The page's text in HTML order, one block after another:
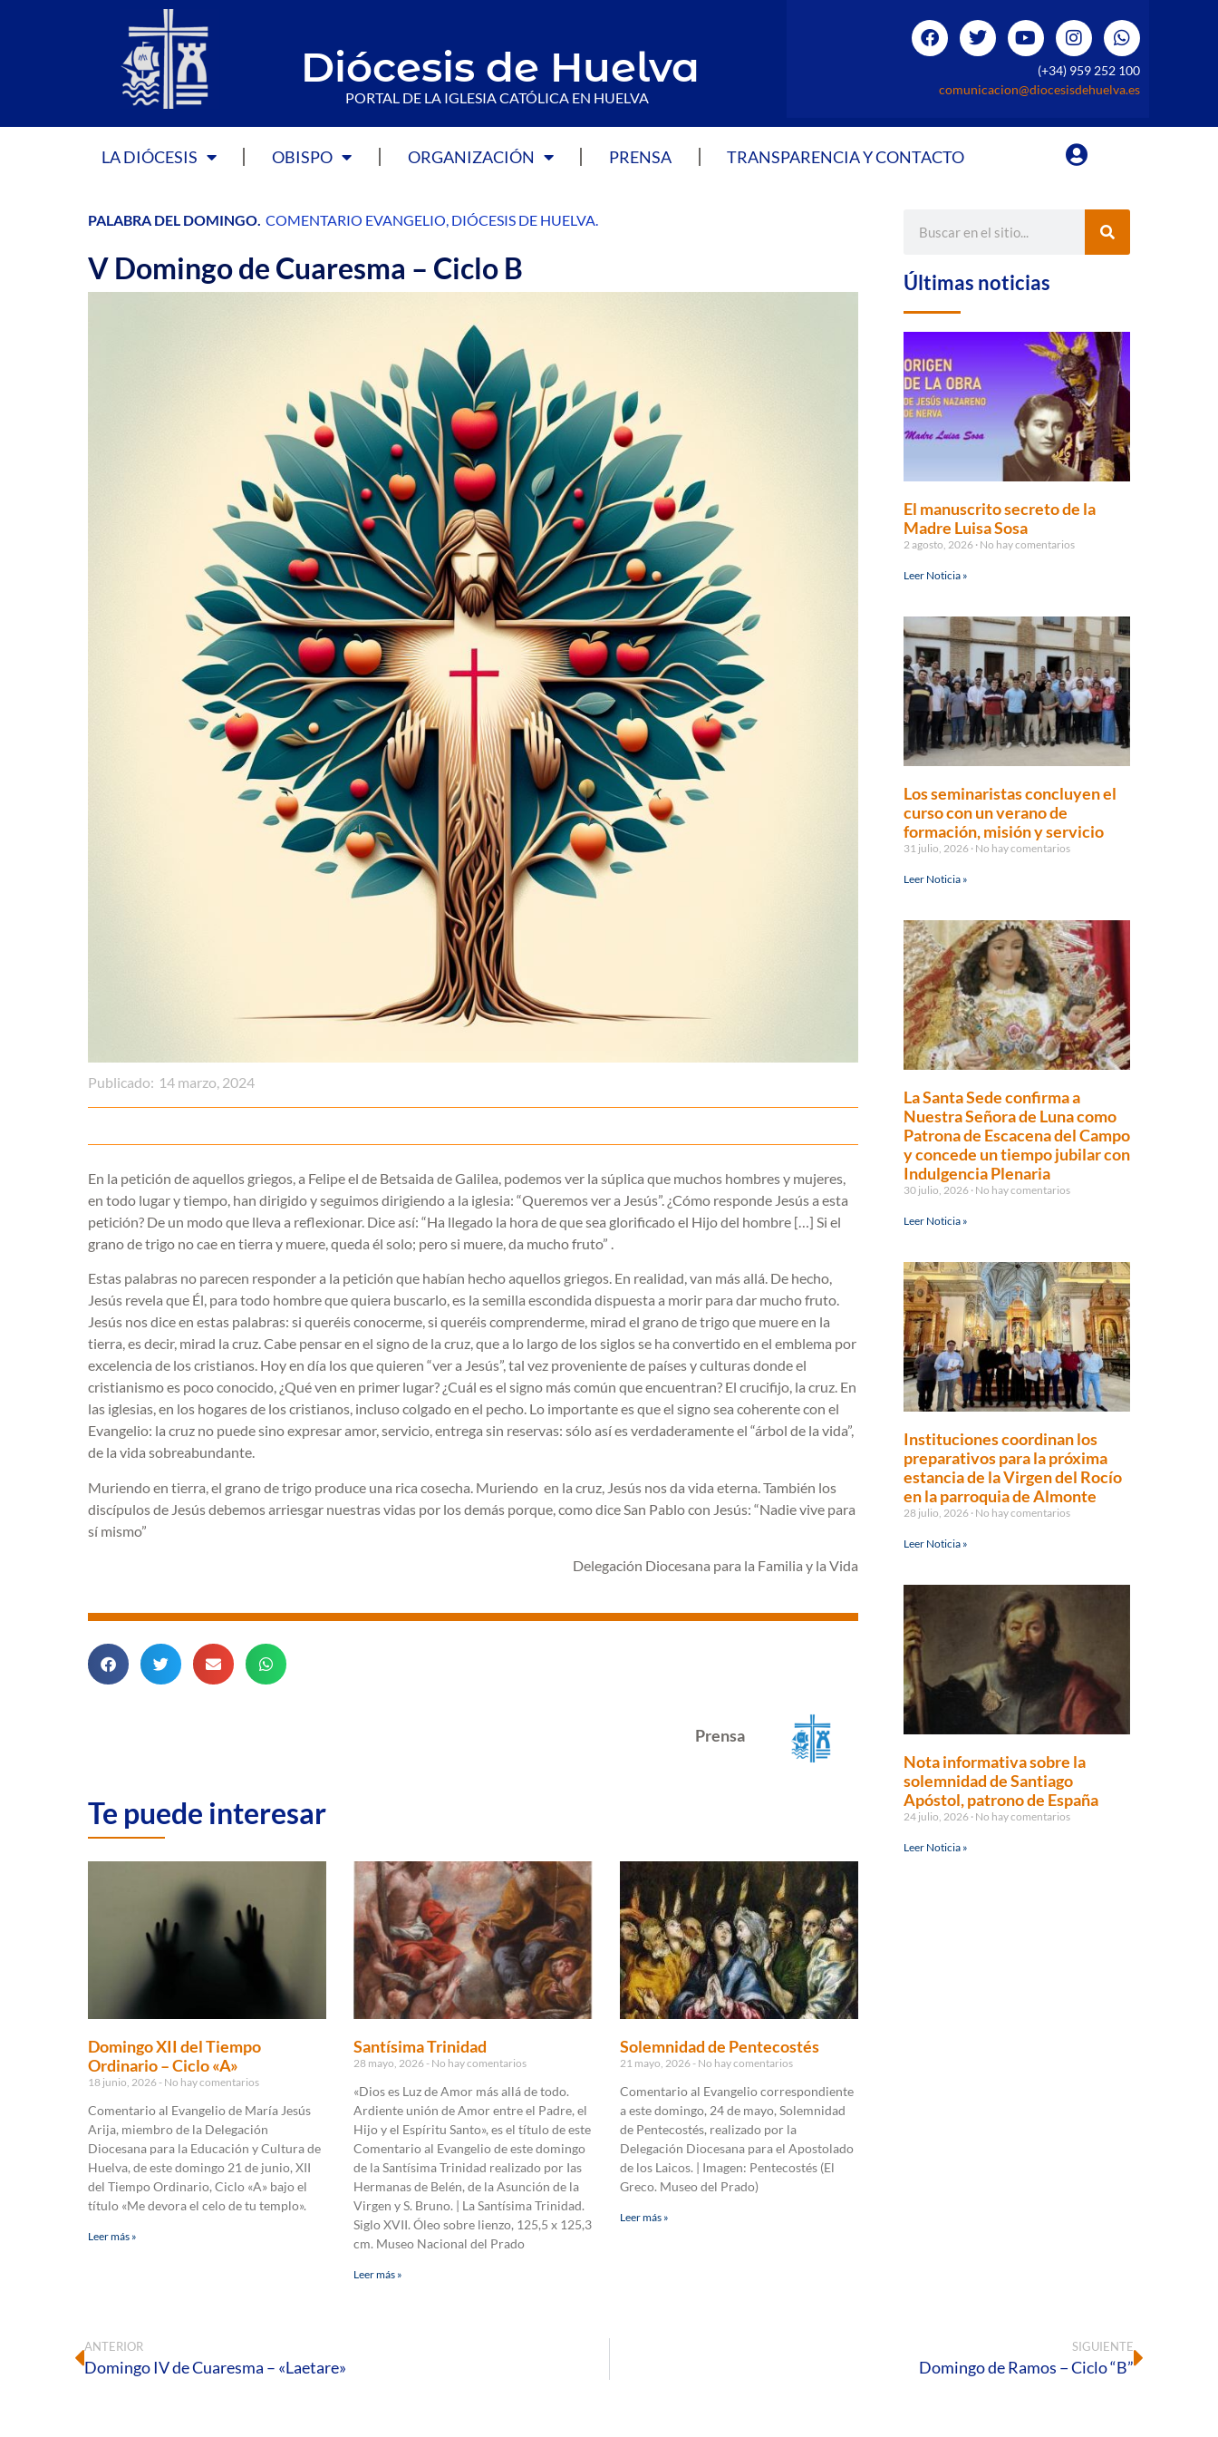
Diócesis de Huelva
PORTAL DE LA IGLESIA CATÓLICA EN HUELVA
(+34) 959 252 100
comunicacion@diocesisdehuelva.es
LA DIÓCESIS OBISPO ORGANIZACIÓN PRENSA TRANSPARENCIA Y CONTACTO
PALABRA DEL DOMINGO. COMENTARIO EVANGELIO, DIÓCESIS DE HUELVA.
V Domingo de Cuaresma – Ciclo B
Publicado: 14 marzo, 2024
En la petición de aquellos griegos, a Felipe el de Betsaida de Galilea, podemos ver la súplica que muchos hombres y mujeres,
en todo lugar y tiempo, han dirigido y seguimos dirigiendo a la iglesia: “Queremos ver a Jesús”. ¿Cómo responde Jesús a esta
petición? De un modo que lleva a reflexionar. Dice así: “Ha llegado la hora de que sea glorificado el Hijo del hombre […] Si el
grano de trigo no cae en tierra y muere, queda él solo; pero si muere, da mucho fruto” .
Estas palabras no parecen responder a la petición que habían hecho aquellos griegos. En realidad, van más allá. De hecho,
Jesús revela que Él, para todo hombre que quiera buscarlo, es la semilla escondida dispuesta a morir para dar mucho fruto.
Jesús nos dice en estas palabras: si queréis conocerme, si queréis comprenderme, mirad el grano de trigo que muere en la
tierra, es decir, mirad la cruz. Cabe pensar en el signo de la cruz, que a lo largo de los siglos se ha convertido en el emblema por
excelencia de los cristianos. Hoy en día los que quieren “ver a Jesús”, tal vez proveniente de países y culturas donde el
cristianismo es poco conocido, ¿Qué ven en primer lugar? ¿Cuál es el signo más común que encuentran? El crucifijo, la cruz. En
las iglesias, en los hogares de los cristianos, incluso colgado en el pecho. Lo importante es que el signo sea coherente con el
Evangelio: la cruz no puede sino expresar amor, servicio, entrega sin reservas: sólo así es verdaderamente el “árbol de la vida”,
de la vida sobreabundante.
Muriendo en tierra, el grano de trigo produce una rica cosecha. Muriendo en la cruz, Jesús nos da vida eterna. También los
discípulos de Jesús debemos arriesgar nuestras vidas por los demás porque, como dice San Pablo con Jesús: “Nadie vive para
sí mismo”
Delegación Diocesana para la Familia y la Vida
Prensa
Te puede interesar
Domingo XII del Tiempo
Ordinario – Ciclo «A»
18 junio, 2026 No hay comentarios
Comentario al Evangelio de María Jesús
Arija, miembro de la Delegación
Diocesana para la Educación y Cultura de
Huelva, de este domingo 21 de junio, XII
del Tiempo Ordinario, Ciclo «A» bajo el
título «Me devora el celo de tu templo».
Leer más »
Santísima Trinidad
28 mayo, 2026 No hay comentarios
«Dios es Luz de Amor más allá de todo.
Ardiente unión de Amor entre el Padre, el
Hijo y el Espíritu Santo», es el título de este
Comentario al Evangelio de este domingo
de la Santísima Trinidad realizado por Ias
Hermanas de Belén, de la Asunción de la
Virgen y S. Bruno. | La Santísima Trinidad.
Siglo XVII. Óleo sobre lienzo, 125,5 x 125,3
cm. Museo Nacional del Prado
Leer más »
Solemnidad de Pentecostés
21 mayo, 2026 No hay comentarios
Comentario al Evangelio correspondiente
a este domingo, 24 de mayo, Solemnidad
de Pentecostés, realizado por la
Delegación Diocesana para el Apostolado
de los Laicos. | Imagen: Pentecostés (El
Greco. Museo del Prado)
Leer más »
Últimas noticias
El manuscrito secreto de la
Madre Luisa Sosa
2 agosto, 2026 No hay comentarios
Leer Noticia »
Los seminaristas concluyen el
curso con un verano de
formación, misión y servicio
31 julio, 2026 No hay comentarios
Leer Noticia »
La Santa Sede confirma a
Nuestra Señora de Luna como
Patrona de Escacena del Campo
y concede un tiempo jubilar con
Indulgencia Plenaria
30 julio, 2026 No hay comentarios
Leer Noticia »
Instituciones coordinan los
preparativos para la próxima
estancia de la Virgen del Rocío
en la parroquia de Almonte
28 julio, 2026 No hay comentarios
Leer Noticia »
Nota informativa sobre la
solemnidad de Santiago
Apóstol, patrono de España
24 julio, 2026 No hay comentarios
Leer Noticia »
ANTERIOR
Domingo IV de Cuaresma – «Laetare»
SIGUIENTE
Domingo de Ramos − Ciclo “B”